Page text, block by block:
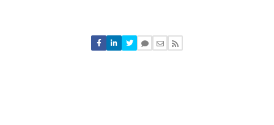
Nie znaleziono komentarzy
Zostaw swoje komentarze